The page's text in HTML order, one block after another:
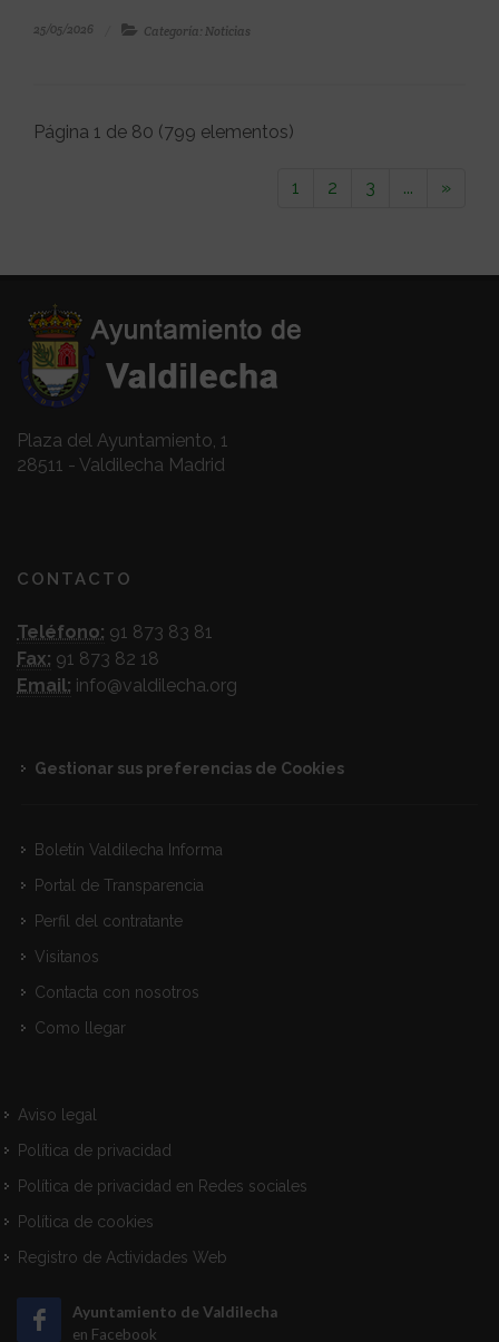
25/05/2026 Categoría: Noticias
Página 1 de 80 (799 elementos)
1 2 3 ... »
Plaza del Ayuntamiento, 1
28511 - Valdilecha Madrid
CONTACTO
Teléfono: 91 873 83 81
Fax: 91 873 82 18
Email: info@valdilecha.org
Gestionar sus preferencias de Cookies
Boletín Valdilecha Informa
Portal de Transparencia
Perfil del contratante
Visitanos
Contacta con nosotros
Como llegar
Aviso legal
Política de privacidad
Política de privacidad en Redes sociales
Política de cookies
Registro de Actividades Web
Ayuntamiento de Valdilecha
en Facebook